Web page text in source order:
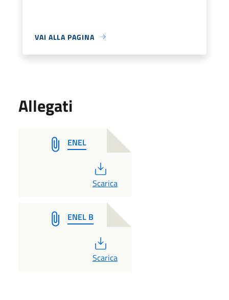
VAI ALLA PAGINA
Allegati
ENEL
PDF
Scarica
ENEL B
PDF
Scarica